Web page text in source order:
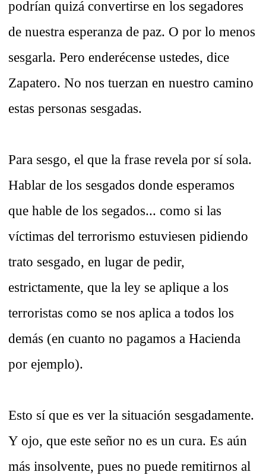
podrían quizá convertirse en los segadores
de nuestra esperanza de paz. O por lo menos
sesgarla. Pero enderécense ustedes, dice
Zapatero. No nos tuerzan en nuestro camino
estas personas sesgadas.
Para sesgo, el que la frase revela por sí sola.
Hablar de los sesgados donde esperamos
que hable de los segados... como si las
víctimas del terrorismo estuviesen pidiendo
trato sesgado, en lugar de pedir,
estrictamente, que la ley se aplique a los
terroristas como se nos aplica a todos los
demás (en cuanto no pagamos a Hacienda
por ejemplo).
Esto sí que es ver la situación sesgadamente.
Y ojo, que este señor no es un cura. Es aún
más insolvente, pues no puede remitirnos al